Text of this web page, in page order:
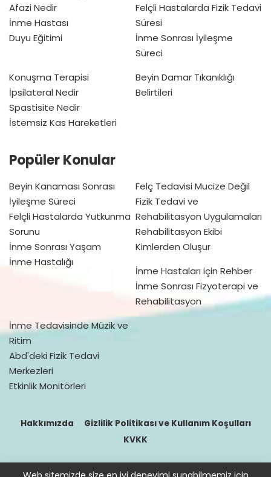
Afazi Nedir
İnme Hastası
Duyu Eğitimi
Felçli Hastalarda Fizik Tedavi
Süresi
İnme Sonrası İyileşme
Süreci
Konuşma Terapisi
İpsilateral Nedir
Spastisite Nedir
İstemsiz Kas Hareketleri
Beyin Damar Tıkanıklığı
Belirtileri
Popüler Konular
Beyin Kanaması Sonrası
İyileşme Süreci
Felçli Hastalarda Yutkunma
Sorunu
İnme Sonrası Yaşam
İnme Hastalığı
Felç Tedavisi Mucize Değil
Fizik Tedavi ve
Rehabilitasyon Uygulamaları
Rehabilitasyon Ekibi
Kimlerden Oluşur
İnme Hastaları için Rehber
İnme Sonrası Fizyoterapi ve
Rehabilitasyon
İnme Tedavisinde Müzik ve
Ritim
Abd'deki Fizik Tedavi
Merkezleri
Etkinlik Monitörleri
Hakkımızda
Gizlilik Politikası ve Kullanım Koşulları
KVKK